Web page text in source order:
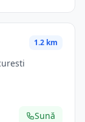
1.2 km
Sună